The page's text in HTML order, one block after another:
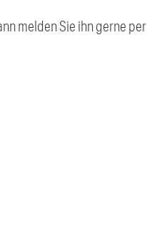
melden Sie ihn gerne per